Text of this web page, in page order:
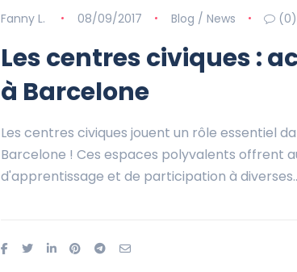
Fanny L. 08/09/2017 Blog / News (0)
Les centres civiques :
à Barcelone
Les centres civiques jouent un rôle essentiel
Barcelone ! Ces espaces polyvalents offrent
d'apprentissage et de participation à